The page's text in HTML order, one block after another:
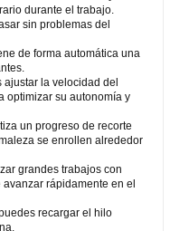
durante el trabajo.
sin problemas del
de forma automática una
la velocidad del
optimizar su autonomía y
un progreso de recorte
se enrollen alrededor
grandes trabajos con
rápidamente en el
recargar el hilo